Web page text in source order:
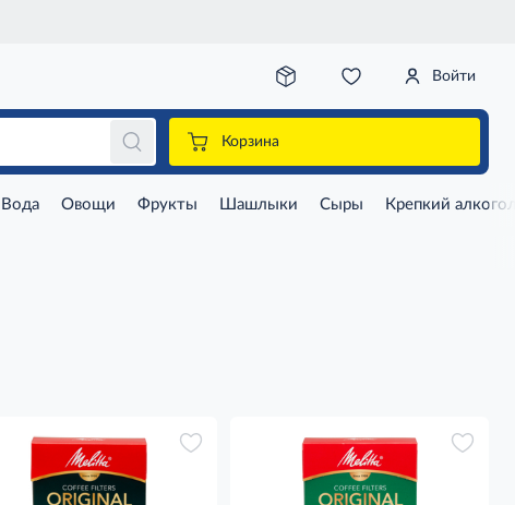
Войти
Корзина
Вода Овощи Фрукты Шашлыки Сыры Крепкий